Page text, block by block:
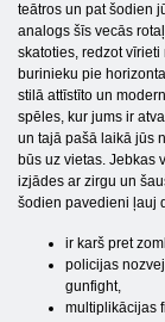
teātros un pat šodien
analogs šīs vecās
skatoties, redzot vīrieti
burinieku pie
stilā attīstīto un
spēles, kur jums ir
un tajā pašā laikā jūs
būs uz vietas. Jebkas
izjādes ar zirgu un
šodien pavedieni ļauj
ir karš pret
policijas
gunfight,
multiplikācijas